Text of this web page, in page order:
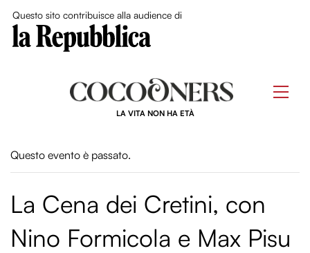
Questo sito contribuisce alla audience di
LA VITA NON HA ETÀ
Questo evento è passato.
La Cena dei Cretini, con
Nino Formicola e Max Pisu